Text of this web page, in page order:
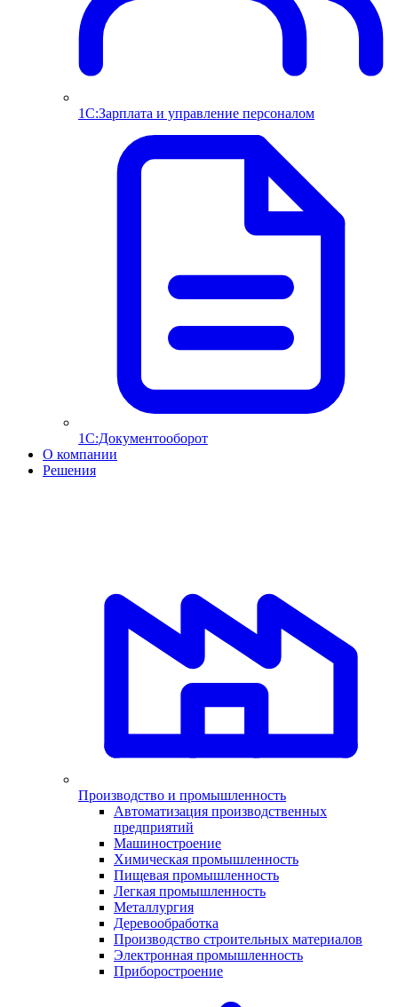
1С:Зарплата и управление персоналом
1С:Документооборот
О компании
Решения
Производство и промышленность
Автоматизация производственных
предприятий
Машиностроение
Химическая промышленность
Пищевая промышленность
Легкая промышленность
Металлургия
Деревообработка
Производство строительных материалов
Электронная промышленность
Приборостроение